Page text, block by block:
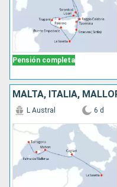
Pensión completa
MALTA, ITALIA,
L Austral 6 d